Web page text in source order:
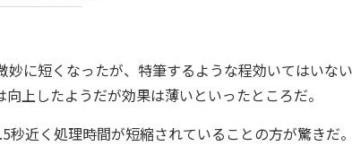
に短くなったが、特筆するような程効いてはいな
上したようだが効果は薄いといったところだ。
近く処理時間が短縮されていることの方が驚きだ